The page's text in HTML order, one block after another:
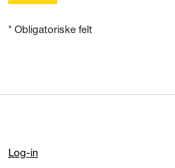
* Obligatoriske felt
Log-in